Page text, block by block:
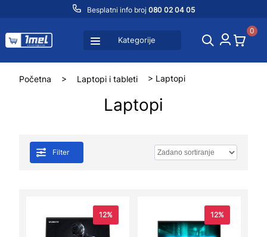
Besplatni info broj 080 02 04 05
Kategorije
0
Početna > Laptopi i tableti > Laptopi
Laptopi
Filter
12% 12%